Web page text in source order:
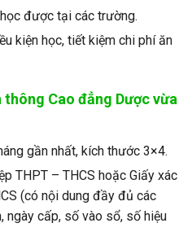
được tại các trường.
kiện học, tiết kiệm chi phí ăn
thông Cao đẳng Dược vừa
gần nhất, kích thước 3×4.
THPT – THCS hoặc Giấy xác
(có nội dung đầy đủ các
ngày cấp, số vào sổ, số hiệu